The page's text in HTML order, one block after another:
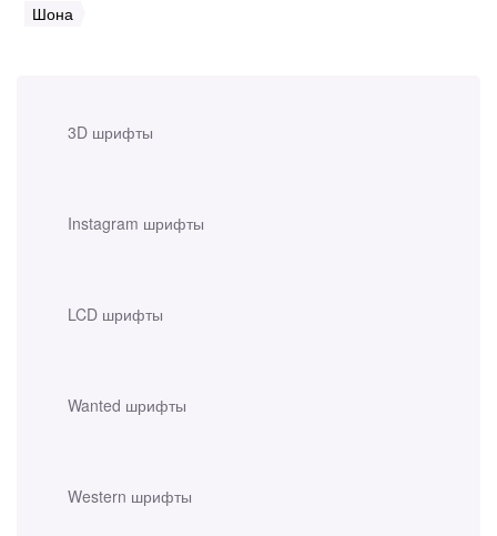
3D шрифты
Instagram шрифты
LCD шрифты
Wanted шрифты
Western шрифты
Шона